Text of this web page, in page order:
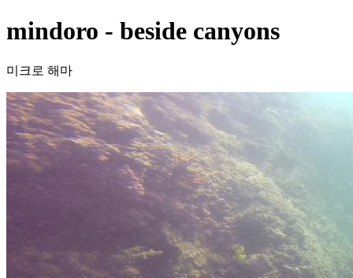
mindoro - beside canyons
미크로 해마